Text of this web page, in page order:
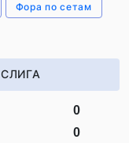
Фора по сетам
0
0